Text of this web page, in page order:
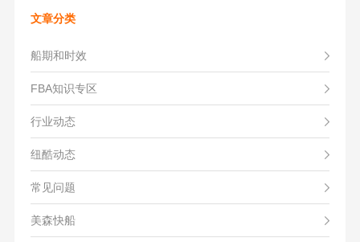
文章分类
船期和时效
FBA知识专区
行业动态
纽酷动态
常见问题
美森快船